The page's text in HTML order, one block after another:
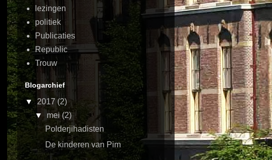
lezingen
politiek
Publicaties
Republic
Trouw
Blogarchief
▼ 2017(2)
▼ mei (2)
Polderjihadisten
De kinderen van Pim